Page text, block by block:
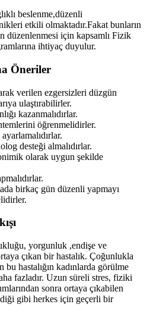
beslenme,düzenli
etkili olmaktadır.Fakat bunların
düzenlenmesi için kapsamlı Fizik
ihtiyaç duyulur.
Öneriler
verilen ezgersizleri düzgün
ulaştırabilirler.
kazanmalıdırlar.
öğrenmelidirler.
desteği almalıdırlar.
olarak uygun şekilde
birkaç gün düzenli yapmayı
yorgunluk ,endişe ve
çıkan bir hastalık. Çoğunlukla
bu hastalığın kadınlarda görülme
fazladır. Uzun süreli stres, fiziki
sonra ortaya çıkabilen
gibi herkes için geçerli bir